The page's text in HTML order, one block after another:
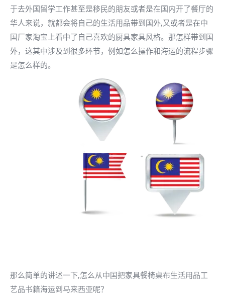
于去外国留学工作甚至是移民的朋友或者是在国内开了餐厅的
华人来说，就都会将自己的生活用品带到国外,又或者是在中
国厂家淘宝上看中了自己喜欢的厨具家具风格。那怎样带到国
外，这其中涉及到很多环节，例如怎么操作和海运的流程步骤
是怎么样的。
那么简单的讲述一下,怎么从中国把家具餐椅桌布生活用品工
艺品书籍海运到马来西亚呢？